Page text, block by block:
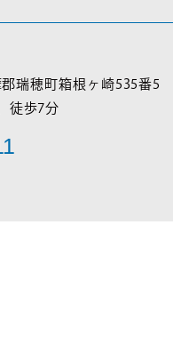
瑞穂町箱根ヶ崎535番5
徒歩7分